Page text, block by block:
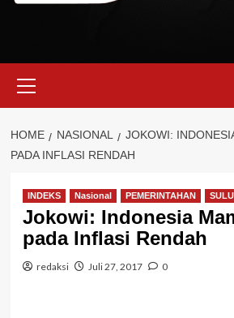
Menu
HOME NASIONAL
JOKOWI:
PADA INFLASI RENDAH
INDEKS Nasional PEMERINTAHAN
Jokowi: Indonesia
pada Inflasi Rendah
redaksi Juli 27, 2017 0